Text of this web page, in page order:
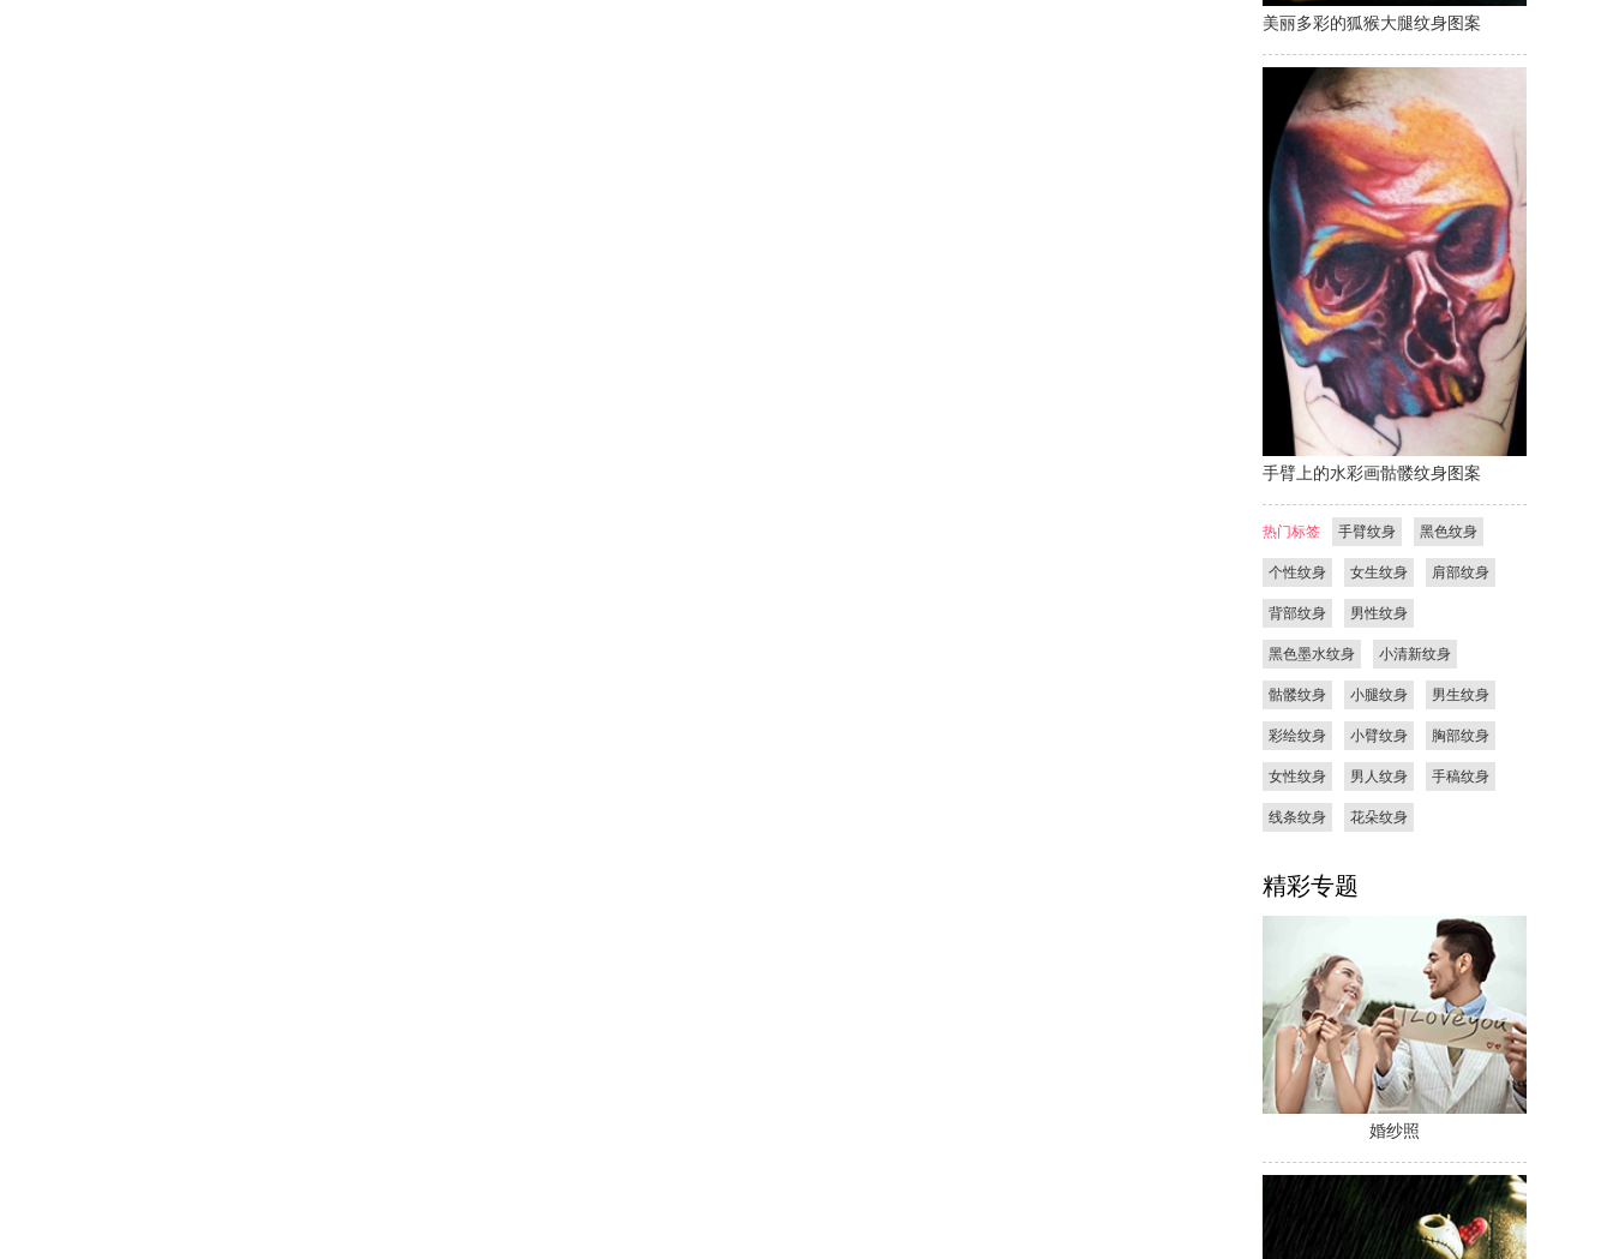
美丽多彩的狐猴大腿纹身图案
手臂上的水彩画骷髅纹身图案
热门标签 手臂纹身 黑色纹身
个性纹身 女生纹身 肩部纹身
背部纹身 男性纹身
黑色墨水纹身 小清新纹身
骷髅纹身 小腿纹身 男生纹身
彩绘纹身 小臂纹身 胸部纹身
女性纹身 男人纹身 手稿纹身
线条纹身 花朵纹身
精彩专题
婚纱照